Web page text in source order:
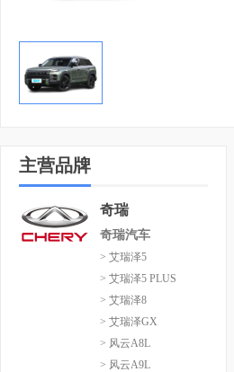
主营品牌
奇瑞
奇瑞汽车
> 艾瑞泽5
> 艾瑞泽5 PLUS
> 艾瑞泽8
> 艾瑞泽GX
> 风云A8L
> 风云A9L